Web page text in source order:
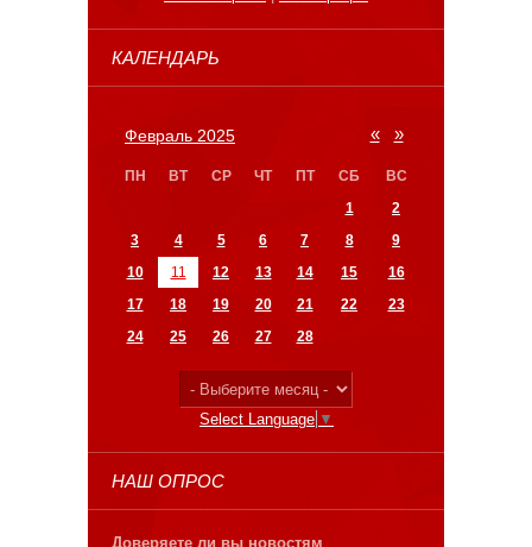
КАЛЕНДАРЬ
«
Февраль 2025 »
ПН ВТ СР ЧТ ПТ СБ
ВС
1
2
3
4 5 6 7 8
9
10
11 12 13 14 15
16
17
18 19 20 21 22
23
24
25 26 27 28
Select Language ▼
НАШ ОПРОС
Доверяете ли вы новостям